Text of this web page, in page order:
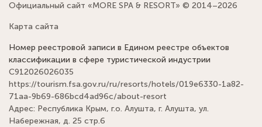
Официальный сайт «MORE SPA & RESORT» © 2014–2026
Карта сайта
Номер реестровой записи в Едином реестре объектов
классификации в сфере туристической индустрии
С912026026035
https://tourism.fsa.gov.ru/ru/resorts/hotels/019e6330-1a82-
71aa-9b69-686bcd4ad96c/about-resort
Адрес: Республика Крым, г.о. Алушта, г. Алушта, ул.
Набережная, д. 25 стр.6